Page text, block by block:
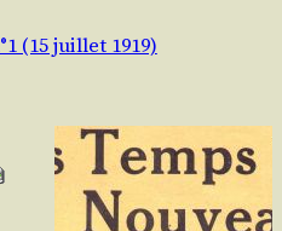
(15 juillet 1919)